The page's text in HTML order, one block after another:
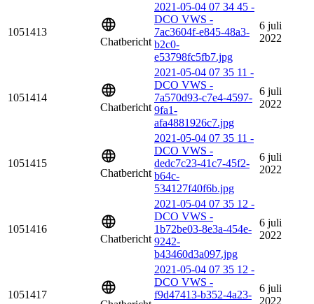
1051413
Chatbericht
2021-05-04 07 34 45 -
DCO VWS -
7ac3604f-e845-48a3-
b2c0-
e53798fc5fb7.jpg
6 juli
2022
1051414
Chatbericht
2021-05-04 07 35 11 -
DCO VWS -
7a570d93-c7e4-4597-
9fa1-
afa4881926c7.jpg
6 juli
2022
1051415
Chatbericht
2021-05-04 07 35 11 -
DCO VWS -
dedc7c23-41c7-45f2-
b64c-
534127f40f6b.jpg
6 juli
2022
1051416
Chatbericht
2021-05-04 07 35 12 -
DCO VWS -
1b72be03-8e3a-454e-
9242-
b43460d3a097.jpg
6 juli
2022
1051417
2021-05-04 07 35 12 -
DCO VWS -
f9d47413-b352-4a23-
6 juli
2022